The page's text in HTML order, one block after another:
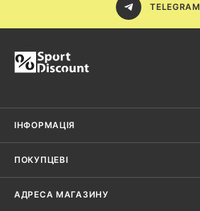
TELEGRAM
ІНФОРМАЦІЯ
ПОКУПЦЕВІ
АДРЕСА МАГАЗИНУ